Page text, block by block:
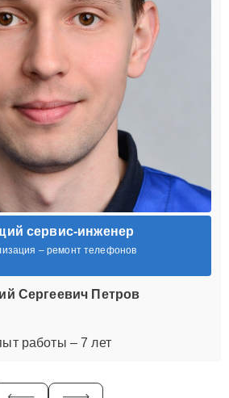
сервис-инженер
– ремонт телефонов
Сергеевич Петров
работы – 7 лет